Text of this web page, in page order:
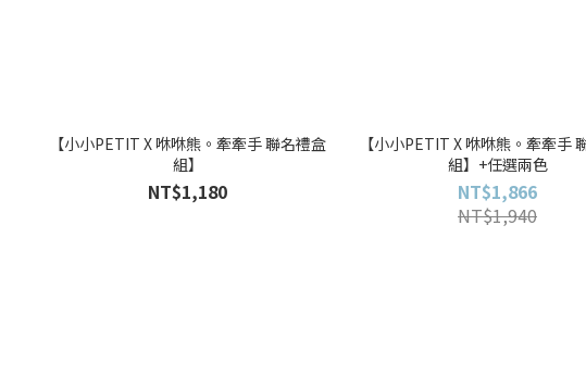
【小小PETIT X 咻咻熊。牽牽手 聯名禮盒
組】
NT$1,180
【小小PETIT X 咻咻熊。牽牽手
組】+任選兩色
NT$1,866
NT$1,940